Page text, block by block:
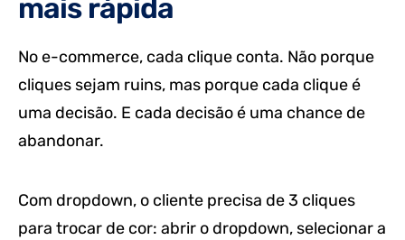
mais rápida
No e-commerce, cada clique conta. Não porque
cliques sejam ruins, mas porque cada clique é
uma decisão. E cada decisão é uma chance de
abandonar.
Com dropdown, o cliente precisa de 3 cliques
para trocar de cor: abrir o dropdown, selecionar a